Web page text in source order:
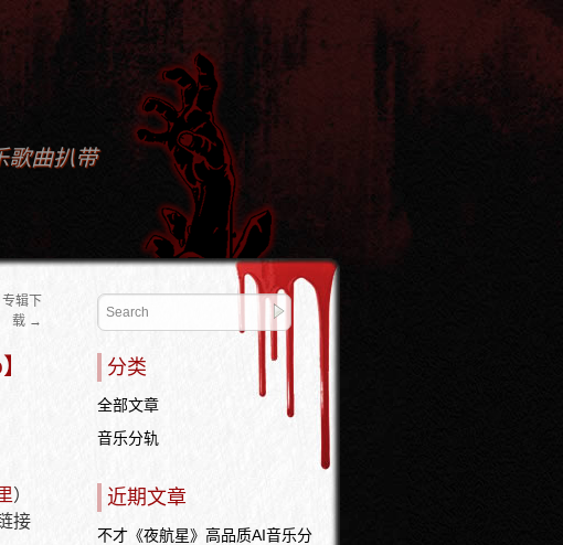
歌曲扒带
辑下
载 →
）
接
分类
全部文章
音乐分轨
近期文章
不才《夜航星》高品质AI音乐分